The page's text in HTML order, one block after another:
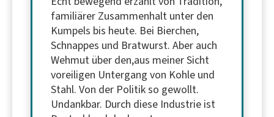
familiärer Zusammenhalt unter den
Kumpels bis heute. Bei Bierchen,
Schnappes und Bratwurst. Aber auch
Wehmut über den,aus meiner Sicht
voreiligen Untergang von Kohle und
Stahl. Von der Politik so gewollt.
Undankbar. Durch diese Industrie ist